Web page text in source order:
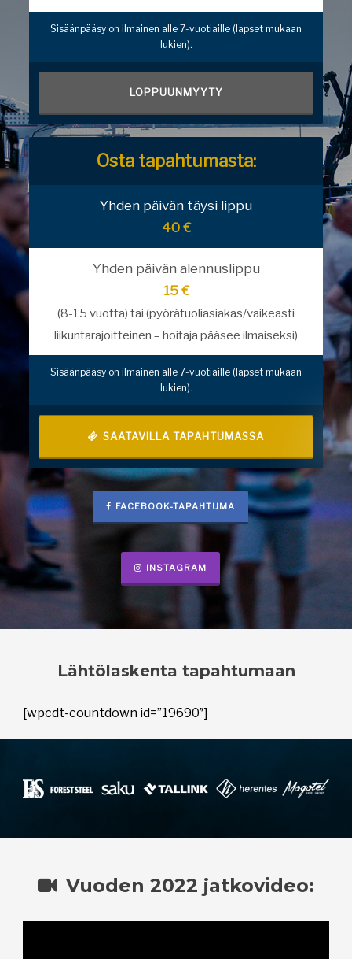
Sisäänpääsy on ilmainen alle 7-vuotiaille (lapset mukaan
lukien).
LOPPUUNMYYTY
Osta tapahtumasta:
Yhden päivän täysi lippu
40 €
Yhden päivän alennuslippu
15 €
(8-15 vuotta) tai (pyörätuoliasiakas/vaikeasti
liikuntarajoitteinen – hoitaja pääsee ilmaiseksi)
Sisäänpääsy on ilmainen alle 7-vuotiaille (lapset mukaan
lukien).
SAATAVILLA TAPAHTUMASSA
FACEBOOK-TAPAHTUMA
INSTAGRAM
Lähtölaskenta tapahtumaan
[wpcdt-countdown id=”19690″]
Vuoden 2022 jatkovideo: